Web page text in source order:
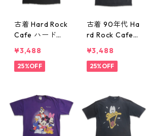
古着 Hard Rock
Cafe ハードロ
グネチャーシリ
ーズ第20弾 ス
プトン プリン
トTシャツ ブラ
ック 表記：L
gd410294n w6
¥3,488
25%OFF
古着 90年代 Ha
rd Rock Cafe
フェ LONDON
ロンドン プリ
ブラック 表
記：XL gd410
293n w60728
¥3,488
25%OFF